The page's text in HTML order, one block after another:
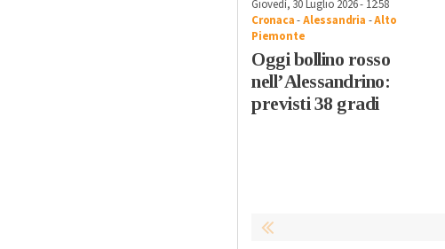
Giovedì, 30 Luglio 2026 - 12:58
Cronaca-Alessandria -Alto
Piemonte
Oggi bollino rosso
nell’Alessandrino:
previsti 38 gradi